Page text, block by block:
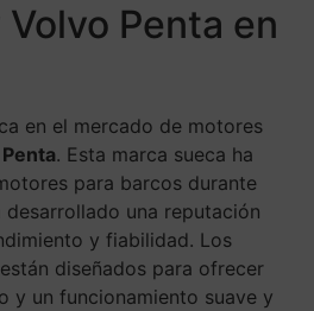
Penta en
en el mercado de motores
. Esta marca sueca ha
para barcos durante
desarrollado una reputación
y fiabilidad. Los
diseñados para ofrecer
y un funcionamiento suave y